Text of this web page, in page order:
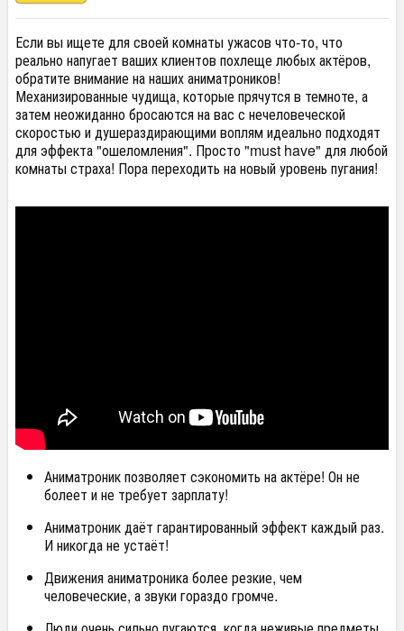
Если вы ищете для своей комнаты ужасов что-то, что
реально напугает ваших клиентов похлеще любых актёров,
обратите внимание на наших аниматроников!
Механизированные чудища, которые прячутся в темноте, а
затем неожиданно бросаются на вас с нечеловеческой
скоростью и душераздирающими воплям идеально подходят
для эффекта "ошеломления". Просто "must have" для любой
комнаты страха! Пора переходить на новый уровень пугания!
Аниматроник позволяет сэкономить на актёре! Он не
болеет и не требует зарплату!
Аниматроник даёт гарантированный эффект каждый раз.
И никогда не устаёт!
Движения аниматроника более резкие, чем
человеческие, а звуки гораздо громче.